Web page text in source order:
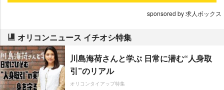
sponsored by 求人ボックス
オリコンニュース イチオシ特集
川島海荷さんと学ぶ 日常に潜む“人身取
引”のリアル
オリコンタイアップ特集